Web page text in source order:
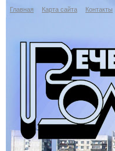
Главная Карта сайта Контакты